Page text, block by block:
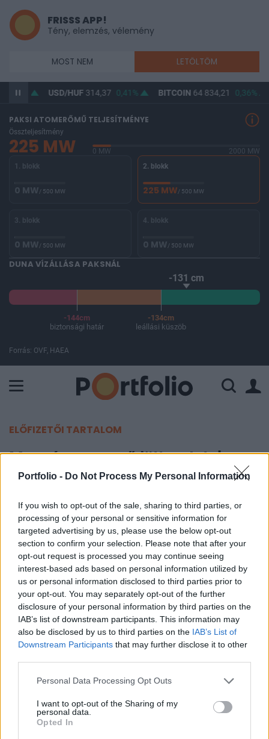
Portfolio - Do Not Process My Personal Information
If you wish to opt-out of the sale, sharing to third parties, or
processing of your personal or sensitive information for
targeted advertising by us, please use the below opt-out
section to confirm your selection. Please note that after your
opt-out request is processed you may continue seeing
interest-based ads based on personal information utilized by
us or personal information disclosed to third parties prior to
your opt-out. You may separately opt-out of the further
disclosure of your personal information by third parties on the
IAB’s list of downstream participants. This information may
also be disclosed by us to third parties on the IAB’s List of
Downstream Participants that may further disclose it to other
Personal Data Processing Opt Outs
I want to opt-out of the Sharing of my
personal data.
Opted In
FRISSS APP!
Tény, elemzés, vélemény
MOST NEM LETÖLTÖM
0,33% USD/HUF314,37 0,41% BITCOIN64 834,21 0,36%
PAKSI ATOMERŐMŰ TELJESÍTMÉNYE
Összteljesítmény
225 MW 0 MW
2000 MW
1. blokk
0 MW/ 500 MW
2. blokk
225 MW/ 500 MW
3. blokk
0 MW/ 500 MW
4. blokk
0 MW/ 500 MW
DUNA VÍZÁLLÁSA PAKSNÁL
-131 cm
-144cm
biztonsági határ
-134cm
leállási küszöb
Forrás: OVF, HAEA
ELŐFIZETŐI TARTALOM
Megnégyszereződött az Intel
profitja (2.)
Portfolio
2010. április 14. 09:15
4%-os pluszba lendült tegnap, a zárás utáni
kereskedésben az Intel árfolyama azt követően,
hogy a társaság közzétette első negyedéves
gyorsjelentését. Az amerikai technológiai óriás
nettó profitja a piaci várakozásokat felülteljesítve,
közel a négyszeresére ugrott az előző év azonos
időszakához viszonyítva és további jó hírt jelent,
hogy a menedzsment a folyó negyedévre az
elemzői konszenzusnál kedvezőbb
Az amerikai technológiai vállalatok közül elsőként tegnap a